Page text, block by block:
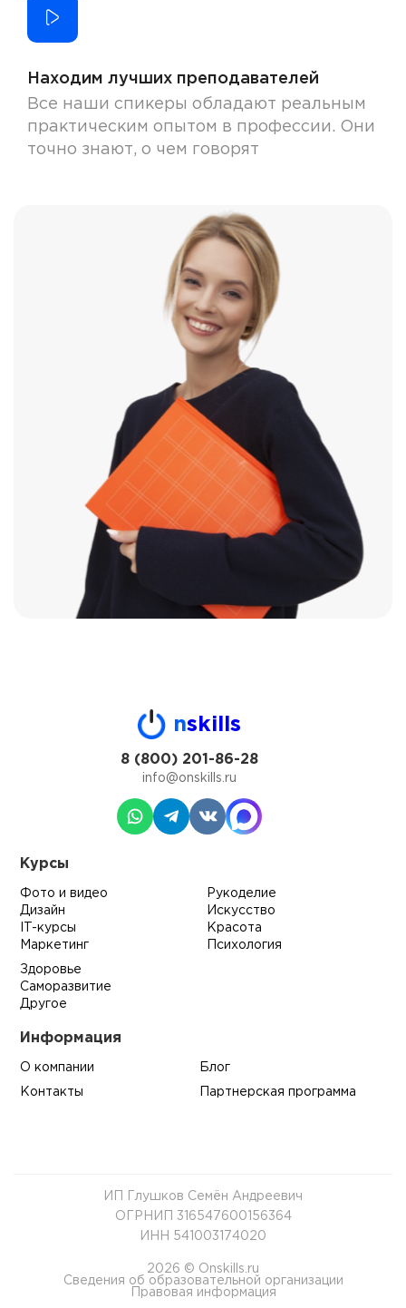
Находим лучших преподавателей
Все наши спикеры обладают реальным
практическим опытом в профессии. Они
точно знают, о чем говорят
nskills
8 (800) 201-86-28
info@onskills.ru
Курсы
Фото и видео
Дизайн
IT-курсы
Маркетинг
Рукоделие
Искусство
Красота
Психология
Здоровье
Саморазвитие
Другое
Информация
О компании Блог
Контакты Партнерская программа
ИП Глушков Семён Андреевич
ОГРНИП 316547600156364
ИНН 541003174020
2026 © Onskills.ru
Сведения об образовательной организации
Правовая информация